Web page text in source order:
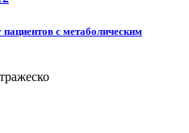
пациентов с метаболическим